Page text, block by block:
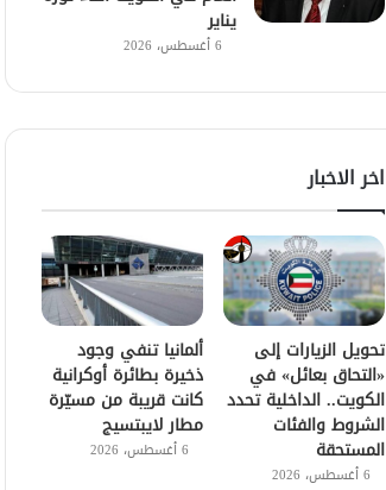
يناير
6 أغسطس، 2026
اخر الاخبار
تحويل الزيارات إلى
«التحاق بعائل» في
الكويت.. الداخلية تحدد
الشروط والفئات
المستحقة
6 أغسطس، 2026
ألمانيا تنفي وجود
ذخيرة بطائرة أوكرانية
كانت قريبة من مسيّرة
مطار لايبتسيج
6 أغسطس، 2026